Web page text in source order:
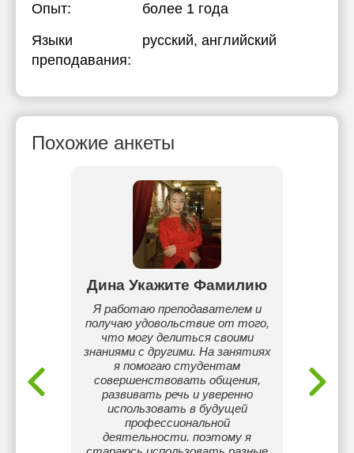
Опыт:
более 1 года
Языки
преподавания:
русский, английский
Похожие анкеты
Дина Укажите Фамилию
Я работаю преподавателем и
получаю удовольствие от того,
что могу делиться своими
знаниями с другими. На занятиях
я помогаю студентам
совершенствовать общения,
развивать речь и уверенно
использовать в будущей
профессиональной
деятельности. поэтому я